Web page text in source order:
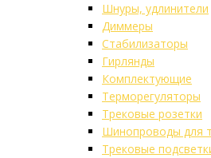
Шнуры, удлинители
Диммеры
Стабилизаторы
Гирлянды
Комплектующие
Терморегуляторы
Трековые розетки
Шинопроводы для
Трековые